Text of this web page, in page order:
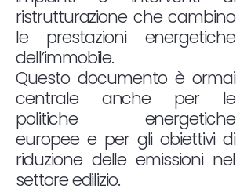
ristrutturazione che cambino
le prestazioni energetiche
dell’immobile.
Questo documento è ormai
centrale anche per le
politiche energetiche
europee e per gli obiettivi di
riduzione delle emissioni nel
settore edilizio.